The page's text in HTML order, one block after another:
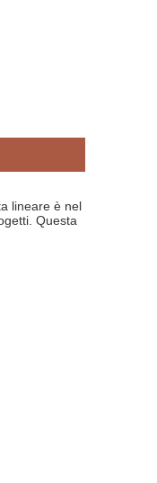
lineare è nel
Questa